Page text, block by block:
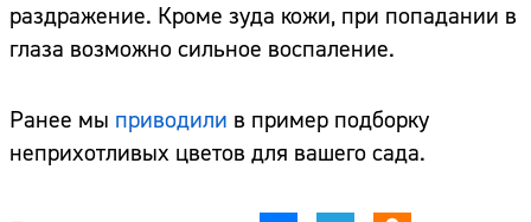
раздражение. Кроме зуда кожи, при попадании в
глаза возможно сильное воспаление.
Ранее мы приводили в пример подборку
неприхотливых цветов для вашего сада.